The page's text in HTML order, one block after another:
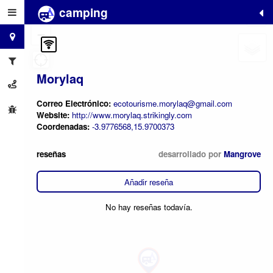
camping
Morylaq
Correo Electrónico: ecotourisme.morylaq@gmail.com
Website: http://www.morylaq.strikingly.com
Coordenadas: -3.9776568,15.9700373
reseñas desarrollado por Mangrove
Añadir reseña
No hay reseñas todavía.
+
−